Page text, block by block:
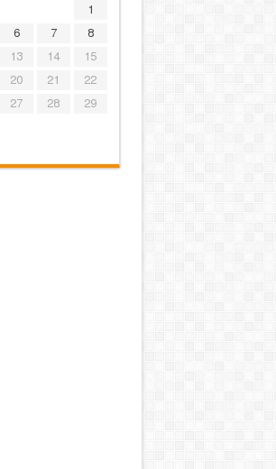
1
6 7
8
13 14
15
20 21
22
27 28
29